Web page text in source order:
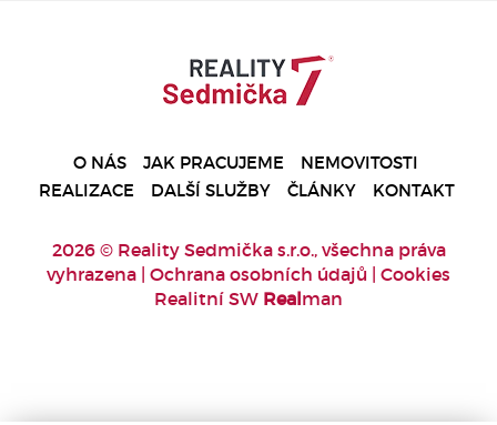
O NÁS JAK PRACUJEME
NEMOVITOSTI
REALIZACE
DALŠÍ SLUŽBY ČLÁNKY KONTAKT
2026 © Reality Sedmička s.r.o., všechna práva
vyhrazena | Ochrana osobních údajů | Cookies
Realitní SW Realman